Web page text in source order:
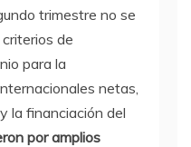
trimestre no se
de
para la
netas,
la financiación del
por amplios